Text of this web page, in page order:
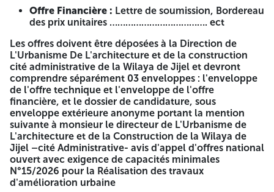
300 m
(éclairage
public )
3912))
Les entreprises intéressées, qualifiées et classées selon le
tableau, sont invitées à retirer le cahier des charges auprès
de la DUAC (Cité administrative – Jijel) qui sont remplies
les conditions suivantes :
Pour le lot 01
Certificat de qualification et classification 03 (Trois)
et PlusActivité principale travaux publics avec activité
secondaire hydraulique ou Activité hydraulique
publics avec activité secondaire travaux publics ou
Activité bâtiment avec activité secondaire travaux
publics.
Offre Financière : Lettre de soumission, Bordereau
des prix unitaires ………………………………. ect
Les offres doivent être déposées à la Direction de
L'Urbanisme De L'architecture et de la construction
cité administrative de la Wilaya de Jijel et devront
comprendre séparément 03 enveloppes : l'enveloppe
de l'offre technique et l'enveloppe de l'offre
financière, et le dossier de candidature, sous
enveloppe extérieure anonyme portant la mention
suivante à monsieur le directeur de L'Urbanisme de
L'architecture et de la Construction de la Wilaya de
Jijel –cité Administrative- avis d'appel d'offres national
ouvert avec exigence de capacités minimales
N°15/2026 pour la Réalisation des travaux
d'amélioration urbaine